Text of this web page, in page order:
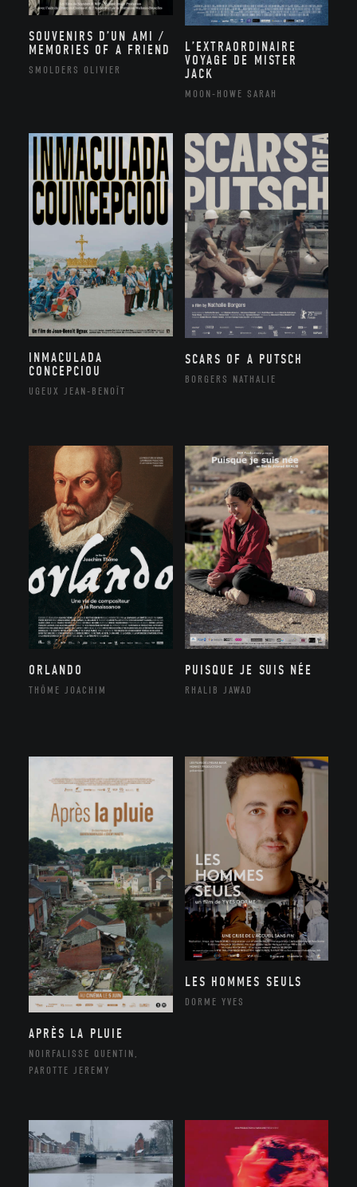
SOUVENIRS D’UN AMI /
MEMORIES OF A FRIEND
SMOLDERS OLIVIER
L’EXTRAORDINAIRE
VOYAGE DE MISTER
JACK
MOON-HOWE SARAH
INMACULADA
CONCEPCIOU
UGEUX JEAN-BENOÎT
SCARS OF A PUTSCH
BORGERS NATHALIE
ORLANDO
THÔME JOACHIM
PUISQUE JE SUIS NÉE
RHALIB JAWAD
APRÈS LA PLUIE
NOIRFALISSE QUENTIN,
PAROTTE JEREMY
LES HOMMES SEULS
DORME YVES